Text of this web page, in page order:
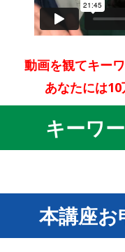
動画を観てキー
あなたには10
キーワ
本講座